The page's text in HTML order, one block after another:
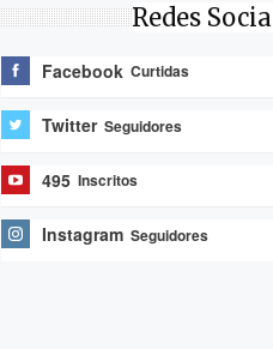
Redes
Facebook Curtidas
Twitter Seguidores
495 Inscritos
Instagram Seguidores